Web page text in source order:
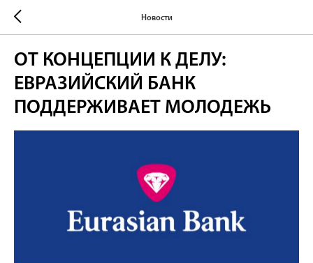
Новости
ОТ КОНЦЕПЦИИ К ДЕЛУ:
ЕВРАЗИЙСКИЙ БАНК
ПОДДЕРЖИВАЕТ МОЛОДЕЖЬ